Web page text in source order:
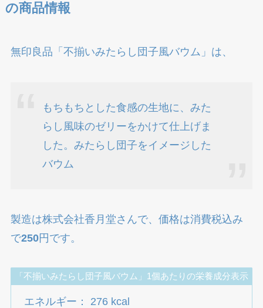
の商品情報
無印良品「不揃いみたらし団子風バウム」は、
もちもちとした食感の生地に、みた
らし風味のゼリーをかけて仕上げま
した。みたらし団子をイメージした
バウム
製造は株式会社香月堂さんで、価格は消費税込み
で250円です。
「不揃いみたらし団子風バウム」1個あたりの栄養成分表示
エネルギー： 276 kcal